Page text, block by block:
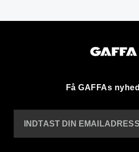
Få GAFFAs
INDTAST DIN